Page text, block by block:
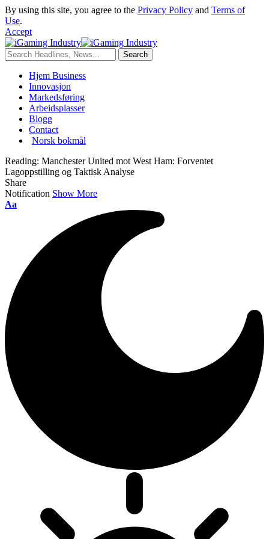
By using this site, you agree to the Privacy Policy and Terms of
Use.
Accept
Hjem Business
Innovasjon
Markedsføring
Arbeidsplasser
Blogg
Contact
Norsk bokmål
Reading: Manchester United mot West Ham: Forventet
Lagoppstilling og Taktisk Analyse
Share
Notification Show More
Aa